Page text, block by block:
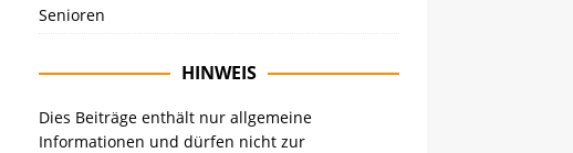
Senioren
HINWEIS
Dies Beiträge enthält nur allgemeine
Informationen und dürfen nicht zur